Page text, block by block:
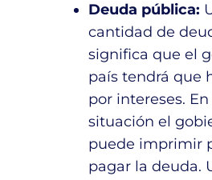
Deuda pública:
cantidad de
significa que el
país tendrá que
por intereses.
situación el
puede imprimir
pagar la deuda.